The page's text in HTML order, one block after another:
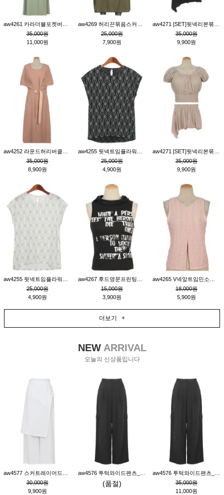
35,000원
11,000원
25,000원
7,900원
35,000원
9,900원
35,000원
8,900원
25,000원
4,900원
35,000원
9,900원
25,000원
4,900원
15,000원
3,900원
18,000원
5,900원
더보기 +
NEWARRIVAL
오늘의 신상품입니다
30,000원
9,900원
(품절)
35,000원
11,000원